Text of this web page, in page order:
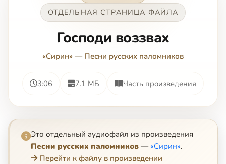
ОТДЕЛЬНАЯ СТРАНИЦА ФАЙЛА
Господи воззвах
«Сирин» — Песни русских паломников
3:06 7.1 МБ Часть произведения
Это отдельный аудиофайл из произведения
Песни русских паломников — «Сирин».
Перейти к файлу в произведении